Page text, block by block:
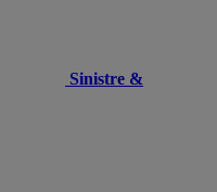
Sinistre &